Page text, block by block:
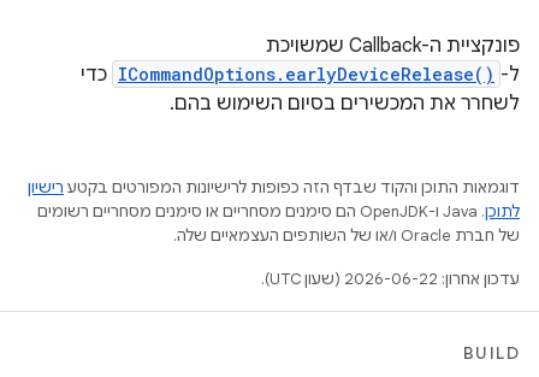
פונקציית ה-Callback שמשויכת
ל- ICommandOptions.earlyDeviceRelease() כדי
לשחרר את המכשירים בסיום השימוש בהם.
דוגמאות התוכן והקוד שבדף הזה כפופות לרישיונות המפורטים בקטע רישיון
לתוכן
.‏ Java ו-OpenJDK הם סימנים מסחריים או סימנים מסחריים רשומים
של חברת Oracle ו/או של השותפים העצמאיים שלה.
עדכון אחרון: 2026-06-22 (שעון UTC).
BUILD